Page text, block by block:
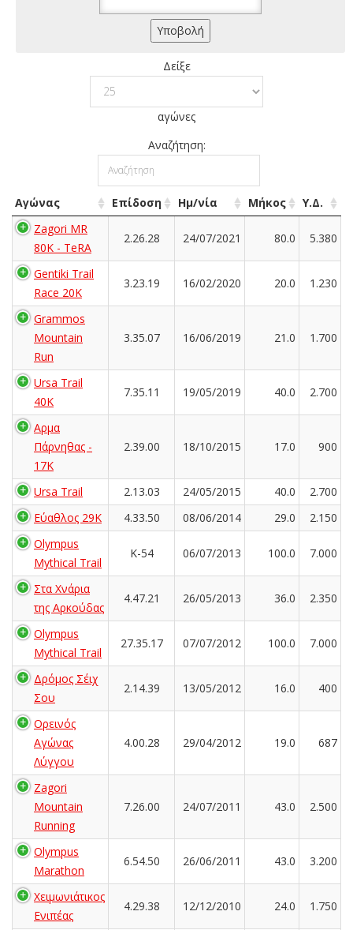
Δείξε
αγώνες
Αναζήτηση:
Αγώνας Επίδοση Ημ/νία Μήκος
Υ.Δ.
Zagori MR
80K - TeRA
2.26.28 24/07/2021 80.0 5.380
Gentiki Trail
Race 20K
3.23.19 16/02/2020 20.0 1.230
Grammos
Mountain
Run
3.35.07 16/06/2019 21.0 1.700
Ursa Trail
40K
7.35.11 19/05/2019 40.0 2.700
Αρμα
Πάρνηθας -
17K
2.39.00 18/10/2015 17.0 900
Ursa Trail 2.13.03 24/05/2015 40.0
2.700
Εύαθλος 29Κ
4.33.50 08/06/2014 29.0
2.150
Olympus
Mythical Trail
K-54 06/07/2013 100.0 7.000
Στα Χνάρια
της Αρκούδας
4.47.21 26/05/2013 36.0 2.350
Olympus
Mythical Trail
27.35.17 07/07/2012 100.0 7.000
Δρόμος Σέιχ
Σου
2.14.39 13/05/2012 16.0 400
Ορεινός
Αγώνας
Λύγγου
4.00.28 29/04/2012 19.0 687
Zagori
Mountain
Running
7.26.00 24/07/2011 43.0 2.500
Olympus
Marathon
6.54.50 26/06/2011 43.0 3.200
Χειμωνιάτικος
Ενιπέας
4.29.38 12/12/2010 24.0 1.750